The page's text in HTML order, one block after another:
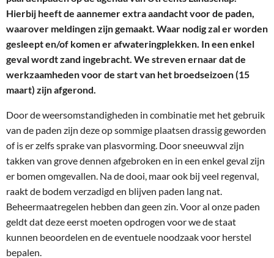
Hierbij heeft de aannemer extra aandacht voor de paden,
waarover meldingen zijn gemaakt. Waar nodig zal er worden
gesleept en/of komen er afwateringplekken. In een enkel
geval wordt zand ingebracht. We streven ernaar dat de
werkzaamheden voor de start van het broedseizoen (15
maart) zijn afgerond.
Door de weersomstandigheden in combinatie met het gebruik
van de paden zijn deze op sommige plaatsen drassig geworden
of is er zelfs sprake van plasvorming. Door sneeuwval zijn
takken van grove dennen afgebroken en in een enkel geval zijn
er bomen omgevallen. Na de dooi, maar ook bij veel regenval,
raakt de bodem verzadigd en blijven paden lang nat.
Beheermaatregelen hebben dan geen zin. Voor al onze paden
geldt dat deze eerst moeten opdrogen voor we de staat
kunnen beoordelen en de eventuele noodzaak voor herstel
bepalen.